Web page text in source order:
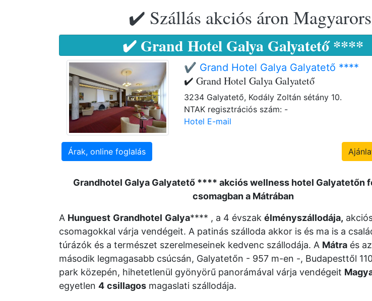
✔️ Szállás akciós áron
✔️ Grand Hotel Galya Galyatető ****
✔️ Grand Hotel Galya Galyatető ****
✔️ Grand Hotel Galya Galyatető
3234 Galyatető, Kodály Zoltán sétány 10.
NTAK regisztrációs szám: -
Hotel E-mail
Árak, online foglalás
Grandhotel Galya Galyatető **** akciós wellness hotel Galyatetőn
csomagban a Mátrában
A Hunguest Grandhotel Galya**** , a 4 évszak élményszállodája,
csomagokkal várja vendégeit. A patinás szálloda akkor is és ma is a
túrázók és a természet szerelmeseinek kedvenc szállodája. A Mátra és
második legmagasabb csúcsán, Galyatetőn - 957 m-en -, Budapesttől
park közepén, hihetetlenül gyönyörű panorámával várja vendégeit
egyetlen 4 csillagos magaslati szállodája.